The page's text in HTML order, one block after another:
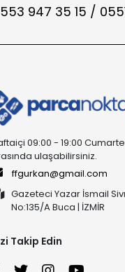
947 35 15 /
09:00 - 19:00
ulaşabilirsiniz.
ffgurkan@gmail.com
Gazeteci Yazar İsmail
No:135/A Buca | İZMİR
Takip Edin